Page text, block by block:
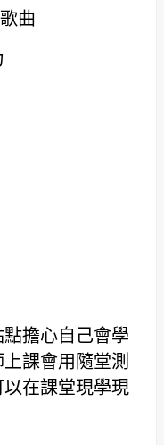
曲
擔心自己會學
課會用隨堂測
在課堂現學現